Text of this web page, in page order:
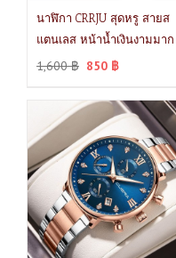
นาฬิกา CRRJU สุดหรู สายส
แตนเลส หน้าน้ำเงินงามมาก
1,600฿ 850 ฿